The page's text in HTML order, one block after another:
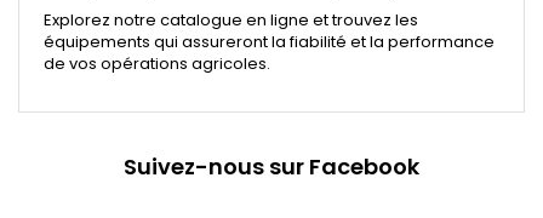
Explorez notre catalogue en ligne et trouvez les
équipements qui assureront la fiabilité et la performance
de vos opérations agricoles.
Suivez-nous sur Facebook